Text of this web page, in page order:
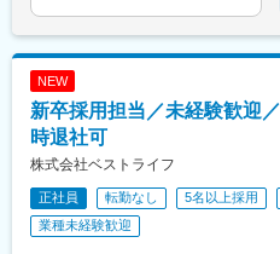
NEW
新卒採用担当／未経験歓迎
時退社可
株式会社ベストライフ
正社員 転勤なし 5名以上採用
業種未経験歓迎